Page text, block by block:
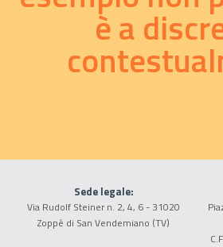
è a
Sede legale:
Via Rudolf Steiner n. 2, 4, 6 - 31020
Zoppè di San Vendemiano (TV)